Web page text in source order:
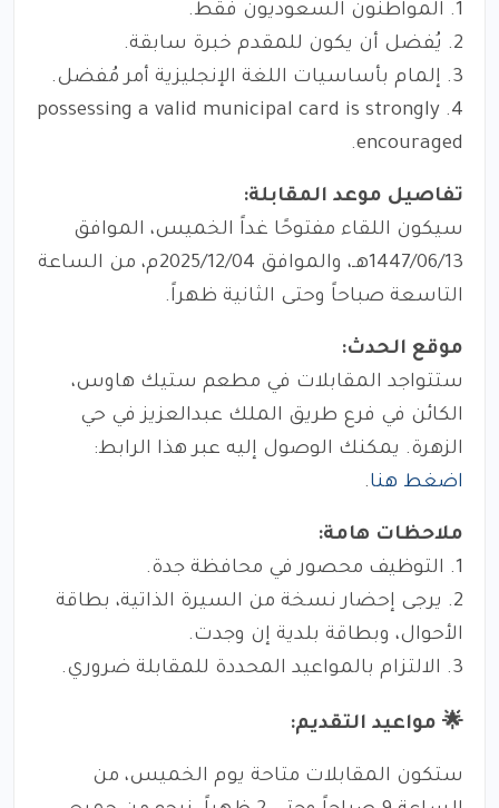
1. المواطنون السعوديون فقط.
2. يُفضل أن يكون للمقدم خبرة سابقة.
3. إلمام بأساسيات اللغة الإنجليزية أمر مُفضل.
4. possessing a valid municipal card is strongly
encouraged.
تفاصيل موعد المقابلة:
سيكون اللقاء مفتوحًا غداً الخميس، الموافق
1447/06/13هـ، والموافق 2025/12/04م، من الساعة
التاسعة صباحاً وحتى الثانية ظهراً.
موقع الحدث:
ستتواجد المقابلات في مطعم ستيك هاوس،
الكائن في فرع طريق الملك عبدالعزيز في حي
الزهرة. يمكنك الوصول إليه عبر هذا الرابط:
اضغط هنا.
ملاحظات هامة:
1. التوظيف محصور في محافظة جدة.
2. يرجى إحضار نسخة من السيرة الذاتية، بطاقة
الأحوال، وبطاقة بلدية إن وجدت.
3. الالتزام بالمواعيد المحددة للمقابلة ضروري.
🌟 مواعيد التقديم:
ستكون المقابلات متاحة يوم الخميس، من